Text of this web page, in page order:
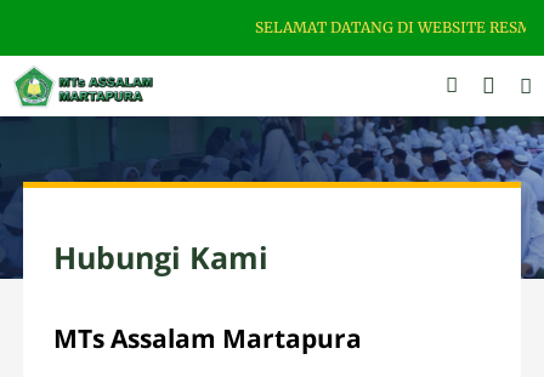
SELAMAT DATANG DI WEBSITE
Hubungi Kami
MTs Assalam Martapura